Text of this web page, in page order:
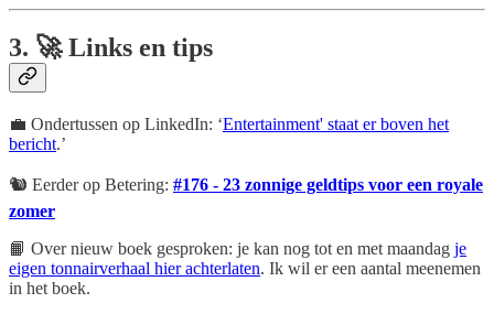
3. 🚀Links en tips
💼 Ondertussen op LinkedIn: ‘Entertainment' staat er boven het
bericht.’
🐿️ Eerder op Betering: #176 - 23 zonnige geldtips voor een royale
zomer
📙 Over nieuw boek gesproken: je kan nog tot en met maandag je
eigen tonnairverhaal hier achterlaten. Ik wil er een aantal meenemen
in het boek.